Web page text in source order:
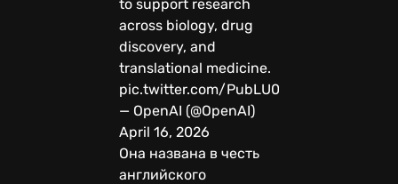
to support research
across biology, drug
discovery, and
translational medicine.
pic.twitter.com/PubLU0FkSv
— OpenAI (@OpenAI)
April 16, 2026
Она названа в честь
английского